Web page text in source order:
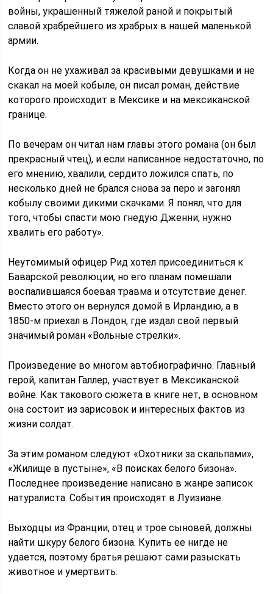
войны, украшенный тяжелой раной и покрытый
славой храбрейшего из храбрых в нашей маленькой
армии.
Когда он не ухаживал за красивыми девушками и не
скакал на моей кобыле, он писал роман, действие
которого происходит в Мексике и на мексиканской
границе.
По вечерам он читал нам главы этого романа (он был
прекрасный чтец), и если написанное недостаточно, по
его мнению, хвалили, сердито ложился спать, по
несколько дней не брался снова за перо и загонял
кобылу своими дикими скачками. Я понял, что для
того, чтобы спасти мою гнедую Дженни, нужно
хвалить его работу».
Неутомимый офицер Рид хотел присоединиться к
Баварской революции, но его планам помешали
воспалившаяся боевая травма и отсутствие денег.
Вместо этого он вернулся домой в Ирландию, а в
1850-м приехал в Лондон, где издал свой первый
значимый роман «Вольные стрелки».
Произведение во многом автобиографично. Главный
герой, капитан Галлер, участвует в Мексиканской
войне. Как такового сюжета в книге нет, в основном
она состоит из зарисовок и интересных фактов из
жизни солдат.
За этим романом следуют «Охотники за скальпами»,
«Жилище в пустыне», «В поисках белого бизона».
Последнее произведение написано в жанре записок
натуралиста. События происходят в Луизиане.
Выходцы из Франции, отец и трое сыновей, должны
найти шкуру белого бизона. Купить ее нигде не
удается, поэтому братья решают сами разыскать
животное и умертвить.